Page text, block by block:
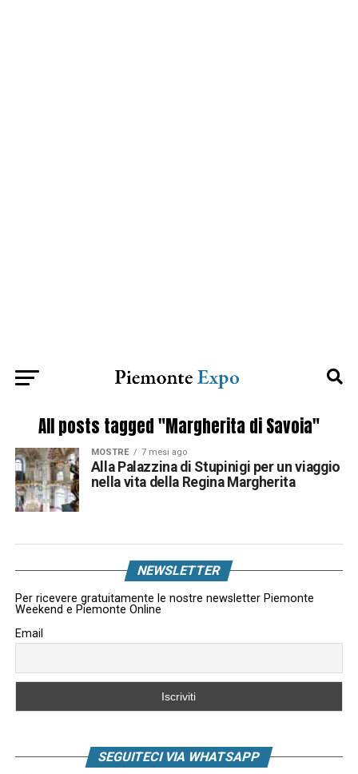
All posts tagged "Margherita di Savoia"
MOSTRE 7 mesi ago
Alla Palazzina di Stupinigi per un viaggio
nella vita della Regina Margherita
NEWSLETTER
Per ricevere gratuitamente le nostre newsletter Piemonte
Weekend e Piemonte Online
Email
SEGUITECI VIA WHATSAPP